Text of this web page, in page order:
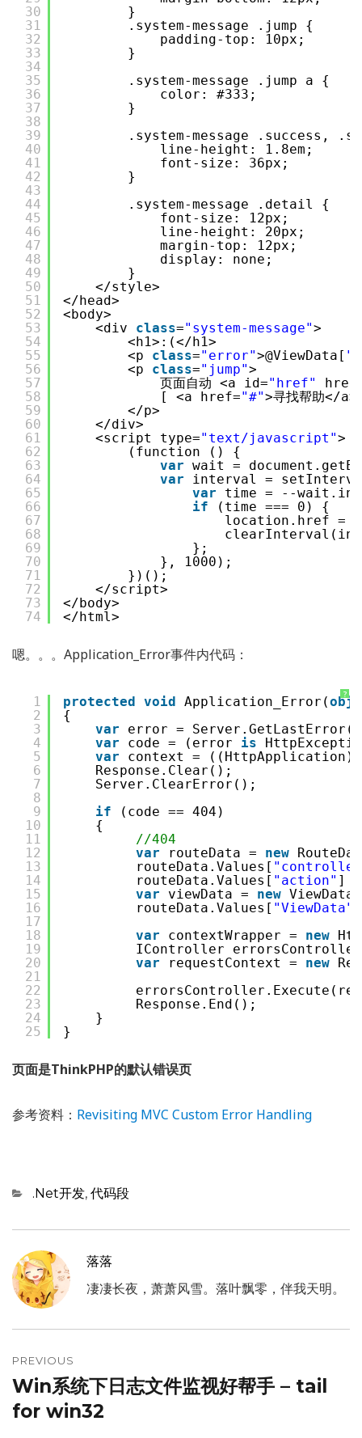
30
31
32
33
34
35
36
37
38
39
40
41
42
43
44
45
46
47
48
49
50
51
52
53
54
55
56
57
58
59
60
61
62
63
64
65
66
67
68
69
70
71
72
73
74
}
.system-message .jump {
padding-top: 10px;
}
.system-message .jump a {
color: #333;
}
.system-message .success,
line-height: 1.8em;
font-size: 36px;
}
.system-message .detail {
font-size: 12px;
line-height: 20px;
margin-top: 12px;
display: none;
}
</style>
</head>
<body>
<div class="system-message">
<h1>:(</h1>
<p class="error">@ViewData[
<p class="jump">
页面自动 <a id="href"
[ <a href="#">寻找帮助</
</p>
</div>
<script type="text/javascript">
(function () {
var wait =
var
interval =
var
time = --
if
(time === 0) {
location.href =
};
}, 1000);
})();
</script>
</body>
</html>
嗯。。。Application_Error事件内代码：
?
1
2
3
4
5
6
7
8
9
10
11
12
13
14
15
16
17
18
19
20
21
22
23
24
25
protected void Application_Error(
{
var
error =
var
code = (error is
var
context =
Response.Clear();
Server.ClearError();
if
(code == 404)
{
//404
var
routeData = new
routeData.Values[
routeData.Values[ "action" ]
var
viewData = new
routeData.Values[ "ViewData"
var
contextWrapper = new
IController
var
requestContext = new
Response.End();
}
}
页面是ThinkPHP的默认错误页
参考资料： Revisiting MVC Custom Error Handling
Categories
.Net开发, 代码段
落落
凄凄长夜，萧萧风雪。落叶飘零，伴我天明。
章
导
航
PREVIOUS
Previous
post:
Win系统下日志文件监视好帮手 – tail
for win32